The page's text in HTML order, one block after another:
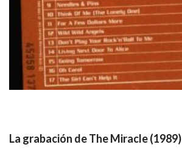
La grabación de The Miracle (1989)